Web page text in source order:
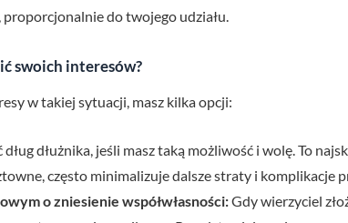
proporcjonalnie do twojego udziału.
swoich interesów?
w takiej sytuacji, masz kilka opcji:
dług dłużnika, jeśli masz taką możliwość i wolę. To
często minimalizuje dalsze straty i komplikacje
o zniesienie współwłasności:Gdy wierzyciel